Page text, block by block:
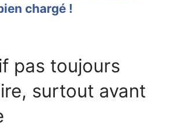
chargé !
pas toujours
surtout avant